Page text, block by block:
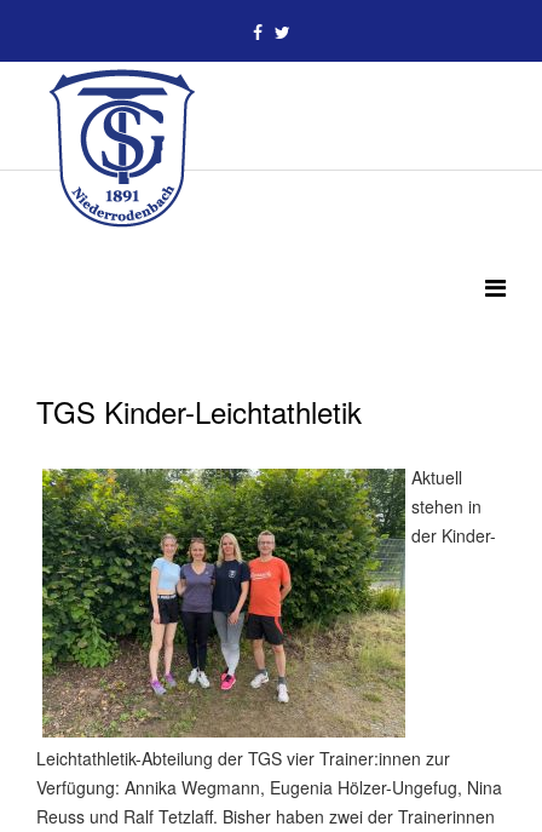
TGS Kinder-Leichtathletik
Aktuell
stehen in
der Kinder-
Leichtathletik-Abteilung der TGS vier Trainer:innen zur
Verfügung: Annika Wegmann, Eugenia Hölzer-Ungefug, Nina
Reuss und Ralf Tetzlaff. Bisher haben zwei der Trainerinnen